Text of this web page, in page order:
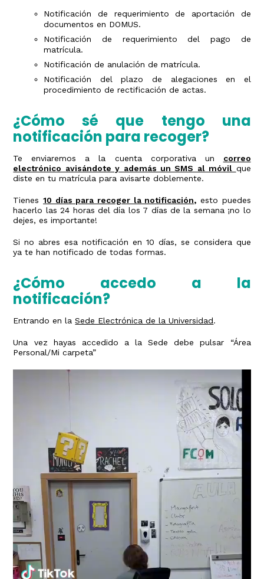
Notificación de requerimiento de aportación de
documentos en DOMUS.
Notificación de requerimiento del pago de
matrícula.
Notificación de anulación de matrícula.
Notificación del plazo de alegaciones en el
procedimiento de rectificación de actas.
¿Cómo sé que tengo una
notificación para recoger?
Te enviaremos a la cuenta corporativa un correo
electrónico avisándote y además un SMS al móvil que
diste en tu matrícula para avisarte doblemente.
Tienes10 días para recoger la notificación, esto puedes
hacerlo las 24 horas del día los 7 días de la semana ¡no lo
dejes, es importante!
Si no abres esa notificación en 10 días, se considera que
ya te han notificado de todas formas.
¿Cómo accedo a la
notificación?
Entrando en laSede Electrónica de la Universidad.
Una vez hayas accedido a la Sede debe pulsar “Área
Personal/Mi carpeta”